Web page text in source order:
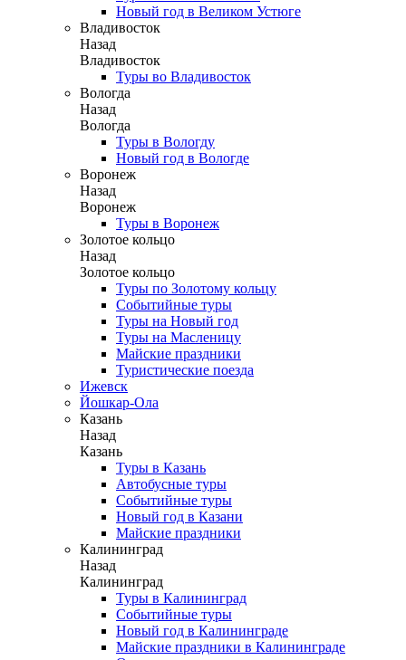
Новый год в Великом Устюге
Владивосток
Назад
Владивосток
Туры во Владивосток
Вологда
Назад
Вологда
Туры в Вологду
Новый год в Вологде
Воронеж
Назад
Воронеж
Туры в Воронеж
Золотое кольцо
Назад
Золотое кольцо
Туры по Золотому кольцу
Событийные туры
Туры на Новый год
Туры на Масленицу
Майские праздники
Туристические поезда
Ижевск
Йошкар-Ола
Казань
Назад
Казань
Туры в Казань
Автобусные туры
Событийные туры
Новый год в Казани
Майские праздники
Калининград
Назад
Калининград
Туры в Калининград
Событийные туры
Новый год в Калининграде
Майские праздники в Калининграде